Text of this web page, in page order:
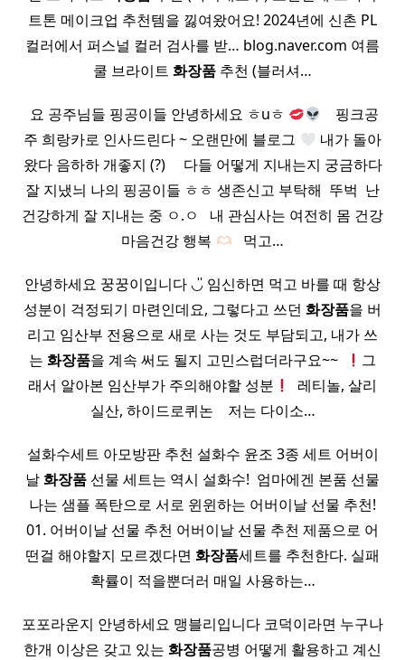
트톤 메이크업 추천템을 낋여왔어요! 2024년에 신촌 PL
컬러에서 퍼스널 컬러 검사를 받… blog.naver.com 여름
쿨 브라이트 화장품 추천 (블러셔…
​ 요 공주님들 핑공이들 안녕하세요 ㅎuㅎ
​ ​ ​ 핑크공
주 희랑카로 인사드린다 ~ 오랜만에 블로그
내가 돌아
왔다 음하하 개좋지 (?) ​ ​ ​ ​ 다들 어떻게 지내는지 궁금하다
잘 지냈늬 나의 핑공이들 ㅎㅎ 생존신고 부탁해 ​ 뚜벅 ​ 난
건강하게 잘 지내는 중 ㅇ.ㅇ ​ ​ 내 관심사는 여전히 몸 건강
마음건강 행복
​ ​ 먹고…
안녕하세요 꿍꿍이입니다 ◡̎ 임신하면 먹고 바를 때 항상
성분이 걱정되기 마련인데요, 그렇다고 쓰던 화장품을 버
리고 임산부 전용으로 새로 사는 것도 부담되고, 내가 쓰
는 화장품을 계속 써도 될지 고민스럽더라구요~~ ​
그
래서 알아본 임산부가 주의해야할 성분
​ 레티놀, 살리
실산, 하이드로퀴논 ​ ​ ​ 저는 다이소…
설화수세트 아모방판 추천 설화수 윤조 3종 세트 어버이
날화장품 선물 세트는 역시 설화수! ​ 엄마에겐 본품 선물
나는 샘플 폭탄으로 서로 윈윈하는 어버이날 선물 추천!
01. 어버이날 선물 추천 어버이날 선물 추천 제품으로 어
떤걸 해야할지 모르겠다면 화장품세트를 추천한다. 실패
확률이 적을뿐더러 매일 사용하는…
포포라운지 안녕하세요 맹블리입니다 코덕이라면 누구나
한개 이상은 갖고 있는 화장품공병 어떻게 활용하고 계신